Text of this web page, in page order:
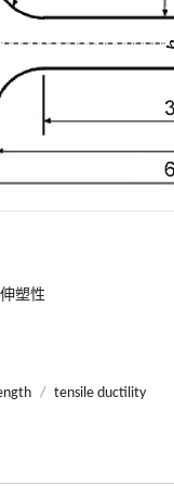
塑性
/ tensile ductility